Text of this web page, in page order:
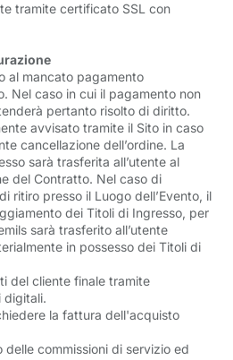
tramite certificato SSL con
al mancato pagamento
Nel caso in cui il pagamento non
pertanto risolto di diritto.
avvisato tramite il Sito in caso
cancellazione dell’ordine. La
sarà trasferita all’utente al
del Contratto. Nel caso di
ritiro presso il Luogo dell’Evento, il
dei Titoli di Ingresso, per
sarà trasferito all’utente
in possesso dei Titoli di
del cliente finale tramite
digitali.
la fattura dell'acquisto
commissioni di servizio ed